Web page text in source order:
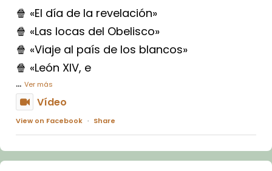
🍿 «El día de la revelación»
🍿 «Las locas del Obelisco»
🍿 «Viaje al país de los blancos»
🍿 «León XIV, e
... Ver más
Vídeo
View on Facebook · Share
Arquebisbat de Barcelona